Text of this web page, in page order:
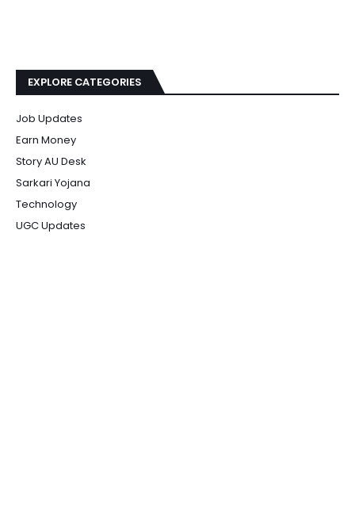
EXPLORE CATEGORIES
Job Updates
Earn Money
Story AU Desk
Sarkari Yojana
Technology
UGC Updates